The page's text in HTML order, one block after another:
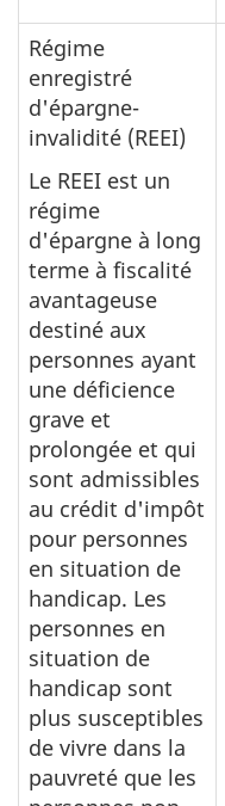
Régime
enregistré
d'épargne-
invalidité (REEI)
Le REEI est un
régime
d'épargne à long
terme à fiscalité
avantageuse
destiné aux
personnes ayant
une déficience
grave et
prolongée et qui
sont admissibles
au crédit d'impôt
pour personnes
en situation de
handicap. Les
personnes en
situation de
handicap sont
plus susceptibles
de vivre dans la
pauvreté que les